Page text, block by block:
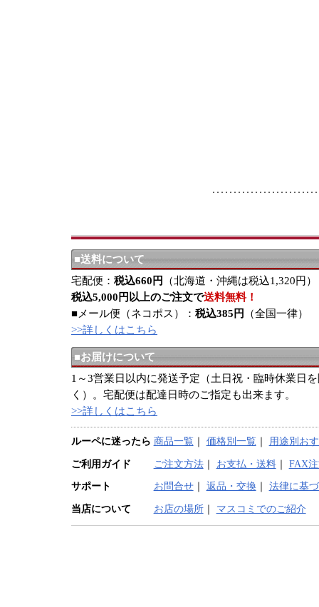
■送料について
宅配便： 税込660円
（北海道・沖縄は税込1,320円）
税込5,000円以上のご注文で送料無料！
■メール便（ネコポス）： 税込385円
（全国一律）
>>詳しくはこちら
■お届けについて
1～3営業日以内に発送予定（土日祝・臨時休業日
く）。宅配便は配達日時のご指定も出来ます。
>>詳しくはこちら
ルーペに迷ったら 商品一覧｜ 価格別一覧｜ 用途別お
ご利用ガイド ご注文方法｜ お支払・送料｜ FAX
サポート お問合せ｜ 返品・交換｜ 法律に基
当店について お店の場所｜ マスコミでのご紹介